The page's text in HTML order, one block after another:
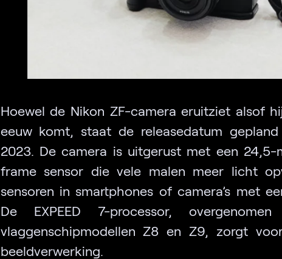
Hoewel de Nikon ZF-camera eruitziet alsof
eeuw komt, staat de releasedatum
2023. De camera is uitgerust met een 24,5-
frame sensor die vele malen meer licht
sensoren in smartphones of camera’s met
De EXPEED 7-processor,
vlaggenschipmodellen Z8 en Z9, zorgt
beeldverwerking.